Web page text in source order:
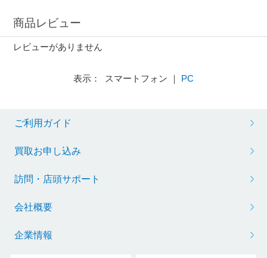
商品レビュー
レビューがありません
表示： スマートフォン ｜ PC
ご利用ガイド
買取お申し込み
訪問・店頭サポート
会社概要
企業情報